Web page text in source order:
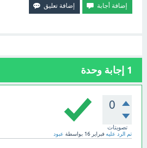
1 إجابة وحدة
0
تصويتات
تم الرد عليه فبراير 16 بواسطة عبود